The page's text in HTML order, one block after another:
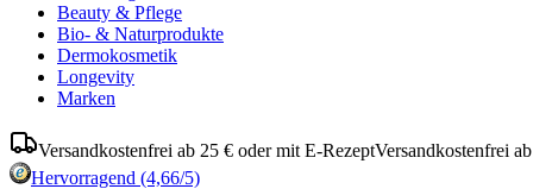
Beauty & Pflege
Bio- & Naturprodukte
Dermokosmetik
Longevity
Marken
Versandkostenfrei ab 25 € oder mit E-RezeptVersandkostenfrei
Hervorragend (4,66/5)